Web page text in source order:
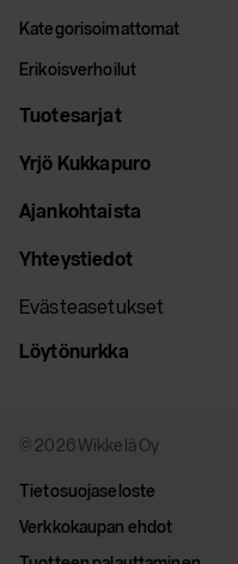
Kategorisoimattomat
Erikoisverhoilut
Tuotesarjat
Yrjö Kukkapuro
Ajankohtaista
Yhteystiedot
Evästeasetukset
Löytönurkka
© 2026 Wikkelä Oy
Tietosuojaseloste
Verkkokaupan ehdot